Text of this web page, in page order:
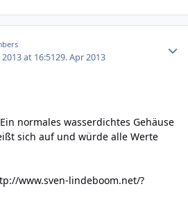
at 16:5129. Apr 2013
normales wasserdichtes Gehäuse
sich auf und würde alle Werte
www.sven-lindeboom.net/?